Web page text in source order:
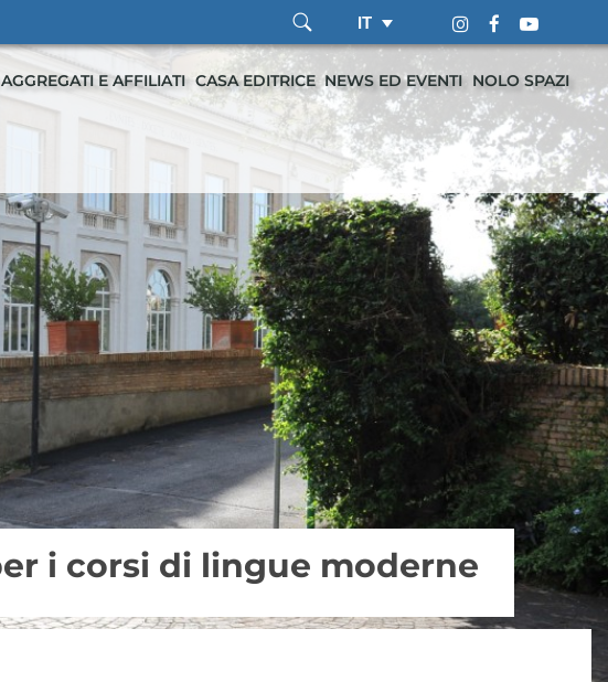
IT
E AFFILIATI CASA EDITRICE NEWS ED EVENTI NOLO SPAZI
i corsi di lingue moderne